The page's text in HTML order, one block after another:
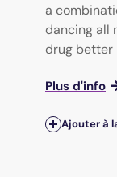
a
dancing all
drug better
Plus d'info
Ajouter à